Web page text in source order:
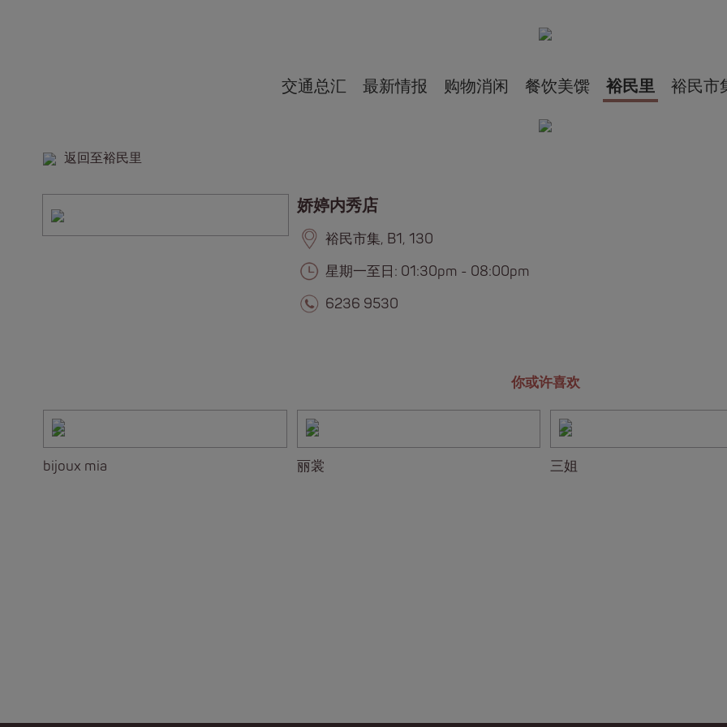
交通总汇 最新情报 购物消闲 餐饮美馔 裕民里 裕民市
返回至裕民里
娇婷内秀店
裕民市集, B1, 130
星期一至日: 01:30pm - 08:00pm
6236 9530
你或许喜欢
bijoux mia 丽裳 三姐